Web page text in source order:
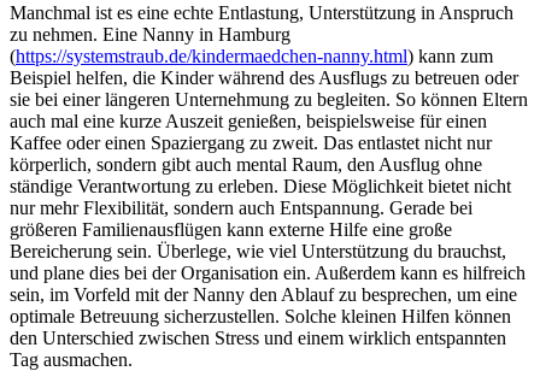
Manchmal ist es eine echte Entlastung, Unterstützung in Anspruch
zu nehmen. Eine Nanny in Hamburg
(https://systemstraub.de/kindermaedchen-nanny.html) kann zum
Beispiel helfen, die Kinder während des Ausflugs zu betreuen oder
sie bei einer längeren Unternehmung zu begleiten. So können Eltern
auch mal eine kurze Auszeit genießen, beispielsweise für einen
Kaffee oder einen Spaziergang zu zweit. Das entlastet nicht nur
körperlich, sondern gibt auch mental Raum, den Ausflug ohne
ständige Verantwortung zu erleben. Diese Möglichkeit bietet nicht
nur mehr Flexibilität, sondern auch Entspannung. Gerade bei
größeren Familienausflügen kann externe Hilfe eine große
Bereicherung sein. Überlege, wie viel Unterstützung du brauchst,
und plane dies bei der Organisation ein. Außerdem kann es hilfreich
sein, im Vorfeld mit der Nanny den Ablauf zu besprechen, um eine
optimale Betreuung sicherzustellen. Solche kleinen Hilfen können
den Unterschied zwischen Stress und einem wirklich entspannten
Tag ausmachen.